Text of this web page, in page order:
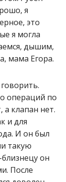
я
это
я могла
дышим,
мама Егора.
операций по
а клапан нет.
и для
И он был
такую
он
После